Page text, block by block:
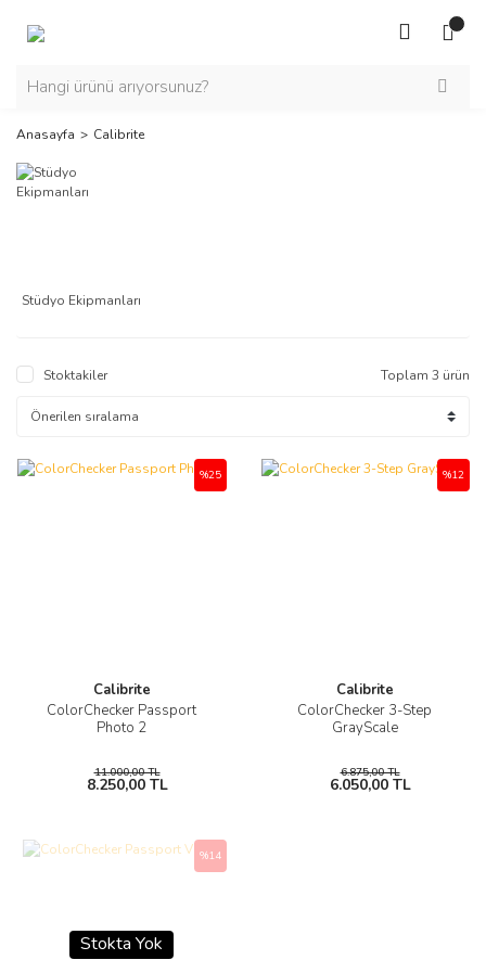
Anasayfa Calibrite
Stüdyo Ekipmanları
Stoktakiler Toplam 3 ürün
Calibrite
ColorChecker Passport
Photo 2
%25
11.000,00 TL
8.250,00 TL
Calibrite
ColorChecker 3-Step
GrayScale
%12
6.875,00 TL
6.050,00 TL
Stokta Yok
%14